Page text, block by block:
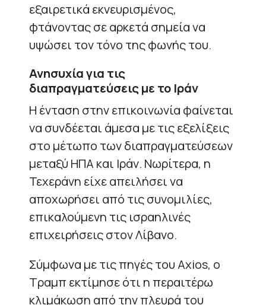
εξαιρετικά εκνευρισμένος,
φτάνοντας σε αρκετά σημεία να
υψώσει τον τόνο της φωνής του.
Ανησυχία για τις
διαπραγματεύσεις με το Ιράν
Η ένταση στην επικοινωνία φαίνεται
να συνδέεται άμεσα με τις εξελίξεις
στο μέτωπο των διαπραγματεύσεων
μεταξύ ΗΠΑ και Ιράν. Νωρίτερα, η
Τεχεράνη είχε απειλήσει να
αποχωρήσει από τις συνομιλίες,
επικαλούμενη τις ισραηλινές
επιχειρήσεις στον Λίβανο.
Σύμφωνα με τις πηγές του Axios, ο
Τραμπ εκτίμησε ότι η περαιτέρω
κλιμάκωση από την πλευρά του